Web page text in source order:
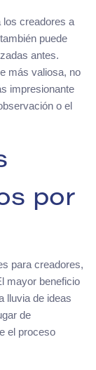
los creadores a
puede
antes.
más valiosa, no
impresionante
o el
por
para creadores,
mayor beneficio
lluvia de ideas
de
el proceso